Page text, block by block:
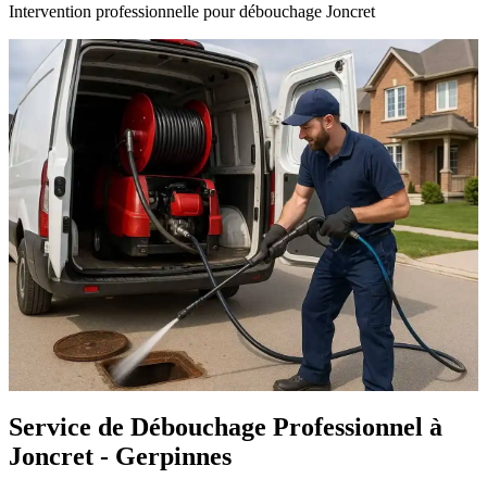
Intervention professionnelle pour débouchage Joncret
Service de Débouchage Professionnel à
Joncret - Gerpinnes